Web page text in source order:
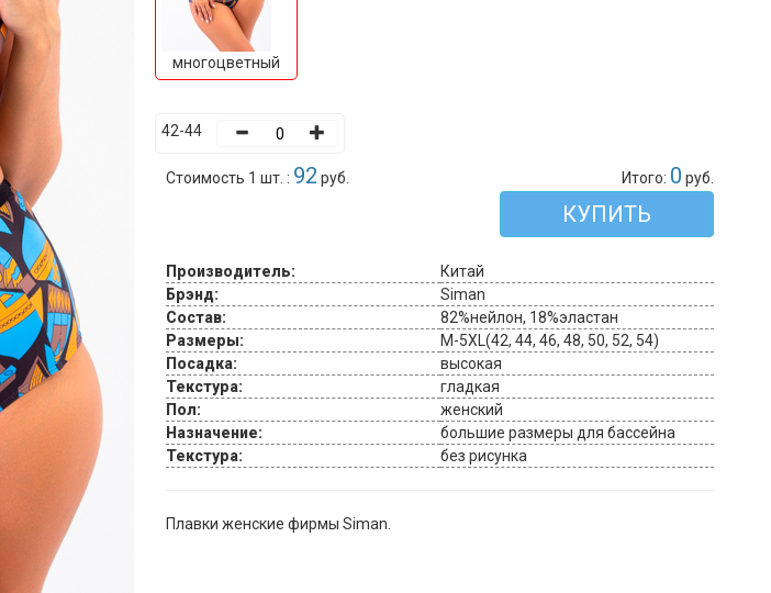
многоцветный
42-44
Стоимость 1 шт. : 92 руб. Итого: 0 руб.
КУПИТЬ
Производитель:
Китай
Брэнд:
Siman
Состав:
82%нейлон, 18%эластан
Размеры:
M-5XL(42, 44, 46, 48, 50, 52, 54)
Посадка:
высокая
Текстура:
гладкая
Пол:
женский
Назначение:
большие размеры для бассейна
Текстура:
без рисунка
Плавки женские фирмы Siman.